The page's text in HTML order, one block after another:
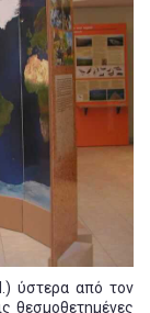
ύστερα από τον
θεσμοθετημένες